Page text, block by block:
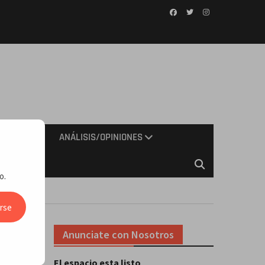
ANÁLISIS/OPINIONES
Anunciate con Nosotros
El espacio esta listo